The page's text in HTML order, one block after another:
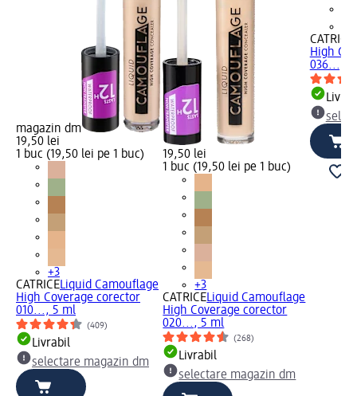
magazin dm
19,50 lei
1 buc (19,50 lei pe 1 buc)
+3
CATRICELiquid Camouflage
High Coverage corector
010..., 5 ml
(409)
Livrabil
selectare magazin dm
19,50 lei
1 buc (19,50 lei pe 1 buc)
+3
CATRICELiquid Camouflage
High Coverage corector
020..., 5 ml
(268)
Livrabil
selectare magazin dm
CATRICE
High
036..., 5